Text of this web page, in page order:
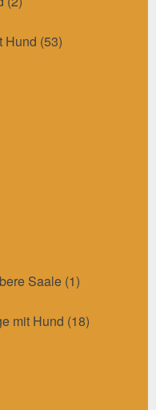
Hund (53)
Saale (1)
mit Hund (18)